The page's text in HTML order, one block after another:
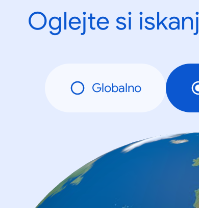
Oglejte si
Globalno